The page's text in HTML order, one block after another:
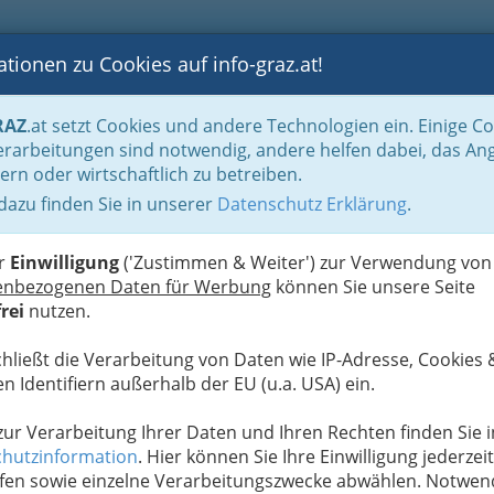
BLOGS FOTOS GASTRONOMIE BRANCHEN
zu Cookies auf info-graz.at!
.at setzt Cookies und andere Technologien ein. Einige
sind notwendig, andere helfen dabei, das
oder wirtschaftlich zu betreiben.
finden Sie in unserer Datenschutz Erklärung.
Einwilligung('Zustimmen & Weiter') zur Verwendung von
Daten für Werbung können Sie unsere Seite
nutzen.
die Verarbeitung von Daten wie IP-Adresse, Cookies
Identifiern außerhalb der EU (u.a. USA) ein.
Verarbeitung Ihrer Daten und Ihren Rechten finden Sie
. Hier können Sie Ihre Einwilligung jederzeit
sowie einzelne Verarbeitungszwecke abwählen.
Der Handel nach WKO-Gliederung Lederwaren- u. Spielwaren- &